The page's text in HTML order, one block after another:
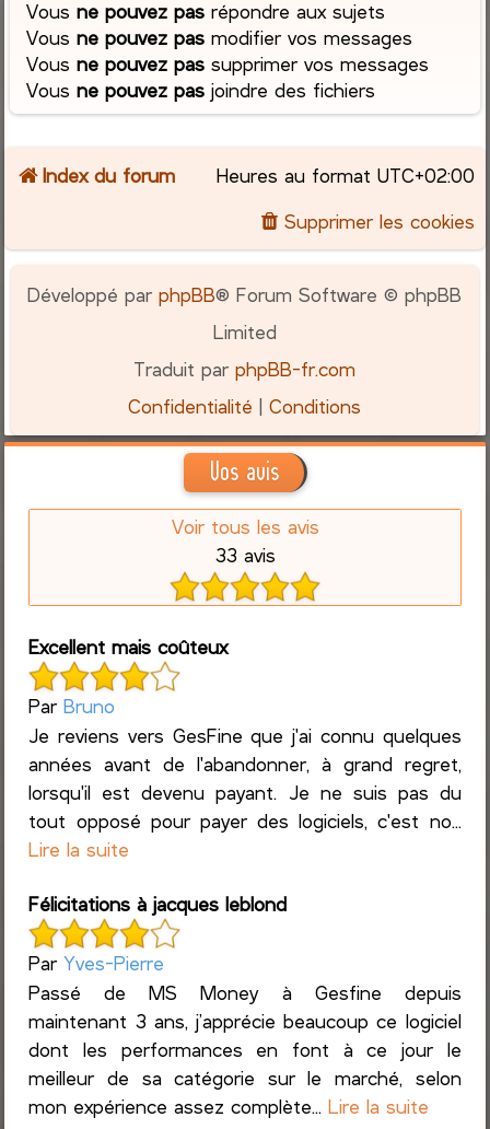
Vousne pouvez pas répondre aux sujets
Vousne pouvez pas modifier vos messages
Vousne pouvez pas supprimer vos messages
Vousne pouvez pas joindre des fichiers
Index du forum Heures au format UTC+02:00
Supprimer les cookies
Développé parphpBB® Forum Software © phpBB
Limited
Traduit parphpBB-fr.com
Confidentialité |Conditions
Vos avis
Voir tous les avis
33 avis
Excellent mais coûteux
ParBruno
Je reviens vers GesFine que j'ai connu quelques
années avant de l'abandonner, à grand regret,
lorsqu'il est devenu payant. Je ne suis pas du
tout opposé pour payer des logiciels, c'est no...
Lire la suite
Félicitations à jacques leblond
ParYves-Pierre
Passé de MS Money à Gesfine depuis
maintenant 3 ans, j’apprécie beaucoup ce logiciel
dont les performances en font à ce jour le
meilleur de sa catégorie sur le marché, selon
mon expérience assez complète...Lire la suite